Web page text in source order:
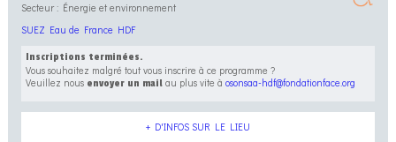
Secteur : Énergie et environnement
SUEZ Eau de France HDF
Inscriptions terminées.
Vous souhaitez malgré tout vous inscrire à ce programme ?
Veuillez nous envoyer un mailau plus vite à osonsaa-hdf@fondationface.org
+ D'INFOS SUR LE LIEU